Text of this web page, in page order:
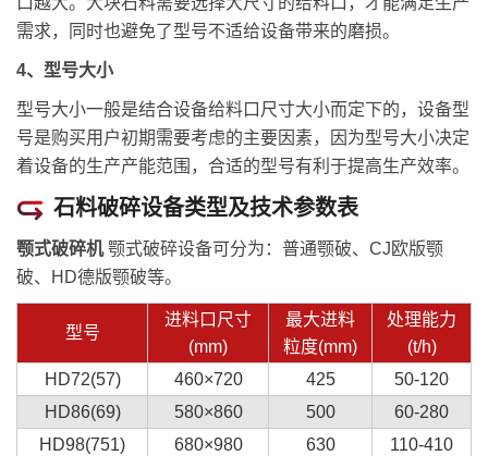
需求，同时也避免了型号不适给设备带来的磨损。
4、型号大小
型号大小一般是结合设备给料口尺寸大小而定下的，设备型
号是购买用户初期需要考虑的主要因素，因为型号大小决定
着设备的生产产能范围，合适的型号有利于提高生产效率。
石料破碎设备类型及技术参数表
颚式破碎机颚式破碎设备可分为：普通颚破、CJ欧版颚
破、HD德版颚破等。
型号
进料口尺寸
(mm)
最大进料
粒度(mm)
处理能力
(t/h)
HD72(57)
460×720 425
50-120
HD86(69)
580×860 500
60-280
HD98(751)
680×980 630
110-410